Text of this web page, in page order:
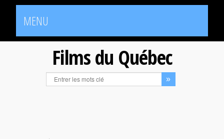
MENU
Films du Québec